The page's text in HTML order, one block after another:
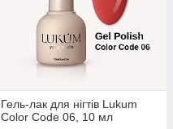
Гель-лак для нігтів Lukum
Color Code 06, 10 мл